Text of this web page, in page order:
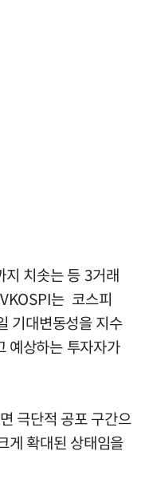
치솟는 등 3거래
는 코스피
기대변동성을 지수
예상하는 투자자가
극단적 공포 구간으
게 확대된 상태임을